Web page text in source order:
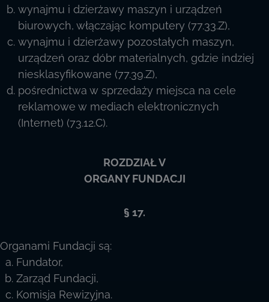
wynajmu i dzierżawy maszyn i urządzeń
biurowych, włączając komputery (77.33.Z),
wynajmu i dzierżawy pozostałych maszyn,
urządzeń oraz dóbr materialnych, gdzie indziej
niesklasyfikowane (77.39.Z),
pośrednictwa w sprzedaży miejsca na cele
reklamowe w mediach elektronicznych
(Internet) (73.12.C).
ROZDZIAŁ V
ORGANY FUNDACJI
§ 17.
Organami Fundacji są:
Fundator,
Zarząd Fundacji,
Komisja Rewizyjna.